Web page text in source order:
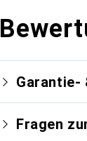
Garantie-
Fragen